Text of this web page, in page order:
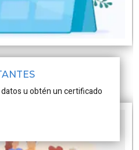
u obtén un certificado